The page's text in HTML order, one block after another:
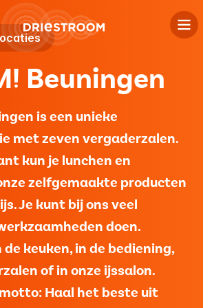
Beuningen
is een unieke
met zeven vergaderzalen.
kun je lunchen en
zelfgemaakte producten
Je kunt bij ons veel
doen.
keuken, in de bediening,
of in onze ijssalon.
Haal het beste uit